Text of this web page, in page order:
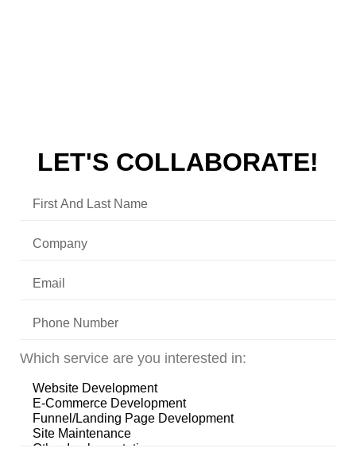
LET'S COLLABORATE!
Which service are you interested in: